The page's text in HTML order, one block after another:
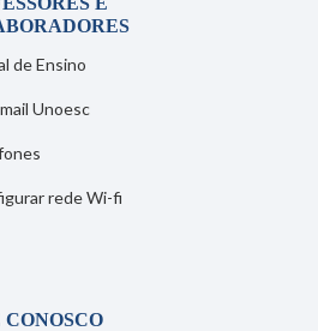
de Ensino
Unoesc
rede Wi-fi